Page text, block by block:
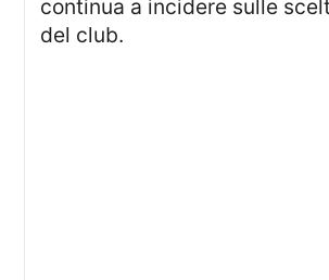
continua a incidere sulle
del club.